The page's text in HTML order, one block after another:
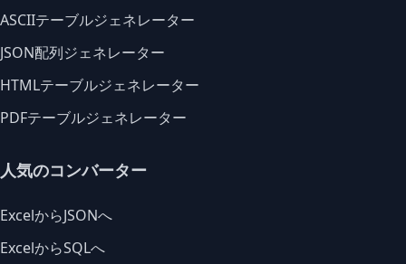
ASCIIテーブルジェネレーター
JSON配列ジェネレーター
HTMLテーブルジェネレーター
PDFテーブルジェネレーター
人気のコンバーター
ExcelからJSONへ
ExcelからSQLへ